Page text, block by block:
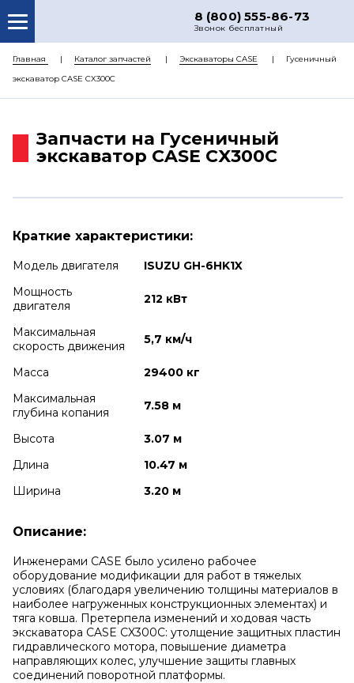
8 (800) 555-86-73
Звонок бесплатный
О НАС
КАТАЛОГ ЗАПЧАСТЕЙ
ДОСТАВКА
Главная Каталог запчастей Экскаваторы CASE
Гусеничный
экскаватор CASE CX300C
Запчасти на Гусеничный
экскаватор CASE CX300C
Краткие характеристики:
Модель двигателя
ISUZU GH-6HK1X
Мощность
двигателя
212 кВт
Максимальная
скорость движения
5,7 км/ч
Масса
29400 кг
Максимальная
глубина копания
7.58 м
Высота
3.07 м
Длина
10.47 м
Ширина
3.20 м
Описание:
Инженерами CASE было усилено рабочее
оборудование модификации для работ в тяжелых
условиях (благодаря увеличению толщины материалов в
наиболее нагруженных конструкционных элементах) и
тяга ковша. Претерпела изменений и ходовая часть
экскаватора CASE CX300C: утолщение защитных пластин
гидравлического мотора, повышение диаметра
направляющих колес, улучшение защиты главных
соединений поворотной платформы.